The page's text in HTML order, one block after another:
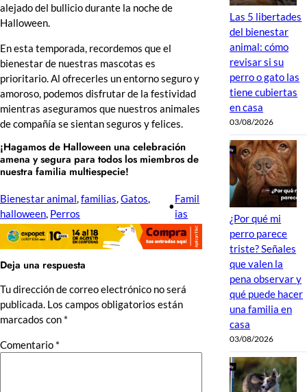
alejado del bullicio durante la noche de
Halloween.
En esta temporada, recordemos que el
bienestar de nuestras mascotas es
prioritario. Al ofrecerles un entorno seguro y
amoroso, podemos disfrutar de la festividad
mientras aseguramos que nuestros animales
de compañía se sientan seguros y felices.
¡Hagamos de Halloween una celebración
amena y segura para todos los miembros de
nuestra familia multiespecie!
Bienestar animal, familias, Gatos
halloween, Perros
•
Famil
ias
Deja una respuesta
Tu dirección de correo electrónico no será
publicada. Los campos obligatorios están
marcados con *
Comentario *
Las 5 libertades
del bienestar
animal: cómo
revisar si su
perro o gato las
tiene cubiertas
en casa
03/08/2026
¿Por qué mi
perro parece
triste? Señales
que valen la
pena observar y
qué puede hacer
una familia en
casa
03/08/2026